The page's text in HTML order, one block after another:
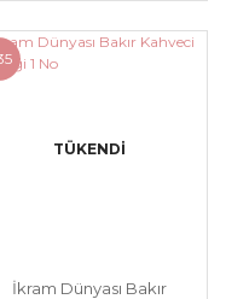
TÜKENDİ
İkram Dünyası Bakır